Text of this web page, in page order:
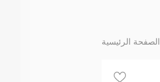
الصفحة الرئيسية